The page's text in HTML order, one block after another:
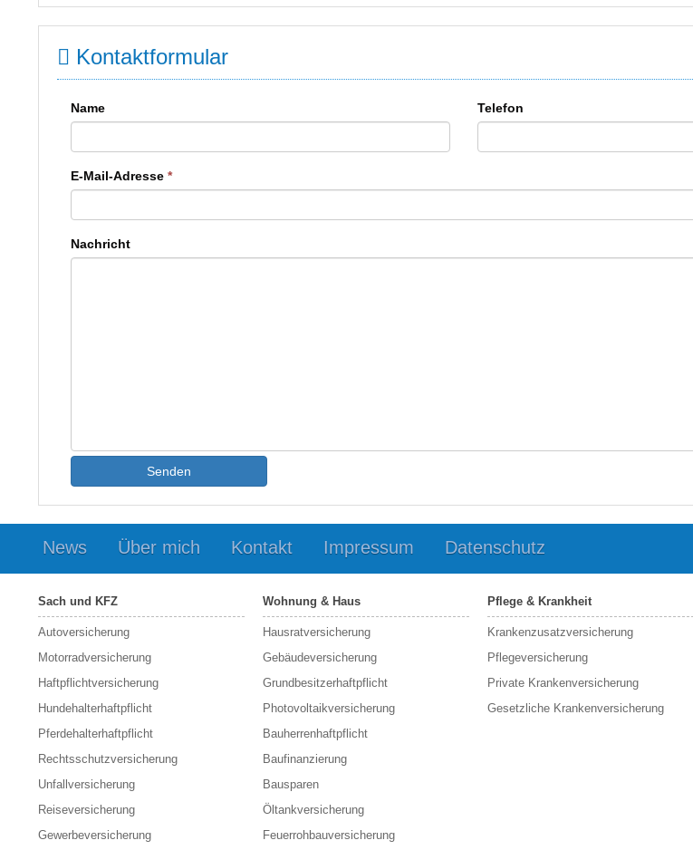
Kontaktformular
Name Telefon
E-Mail-Adresse *
Nachricht
Senden
News Über mich Kontakt Impressum Datenschutz
Sach und KFZ
Autoversicherung
Motorradversicherung
Haftpflichtversicherung
Hundehalterhaftpflicht
Pferdehalterhaftpflicht
Rechtsschutzversicherung
Unfallversicherung
Reiseversicherung
Gewerbeversicherung
Wohnung & Haus
Hausratversicherung
Gebäudeversicherung
Grundbesitzerhaftpflicht
Photovoltaikversicherung
Bauherrenhaftpflicht
Baufinanzierung
Bausparen
Öltankversicherung
Feuerrohbauversicherung
Pflege & Krankheit
Krankenzusatzversicherung
Pflegeversicherung
Private Krankenversicherung
Gesetzliche Krankenversicherung